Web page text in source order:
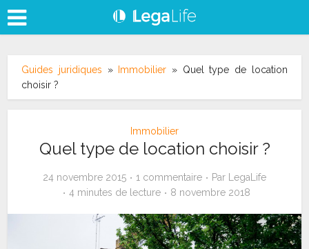
Guides juridiques » Immobilier » Quel type de location
choisir ?
Immobilier
Quel type de location choisir ?
24 novembre 2015 1 commentaire Par
LegaLife
4 minutes de lecture
8 novembre 2018